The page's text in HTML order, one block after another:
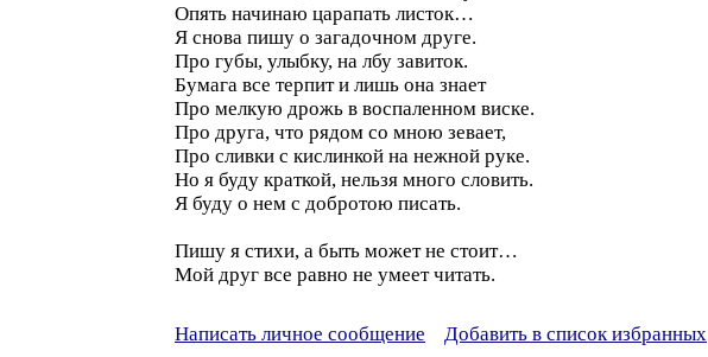
Опять начинаю царапать листок…
Я снова пишу о загадочном друге.
Про губы, улыбку, на лбу завиток.
Бумага все терпит и лишь она знает
Про мелкую дрожь в воспаленном виске.
Про друга, что рядом со мною зевает,
Про сливки с кислинкой на нежной руке.
Но я буду краткой, нельзя много словить.
Я буду о нем с добротою писать.
Пишу я стихи, а быть может не стоит…
Мой друг все равно не умеет читать.
Написать личное сообщение Добавить в список избранных